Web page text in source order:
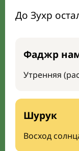
До Зухр
Фаджр
Утренняя
Шурук
Восход